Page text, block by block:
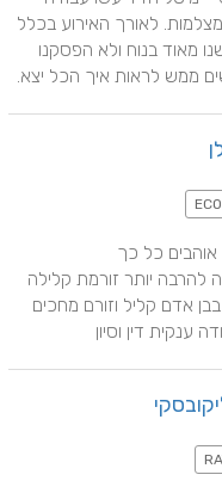
ממש לראות איך הכל יצא.
ECO
ענקית דין וסיון